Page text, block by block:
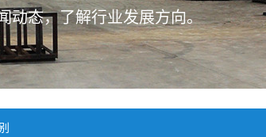
动态，了解行业发展方向。